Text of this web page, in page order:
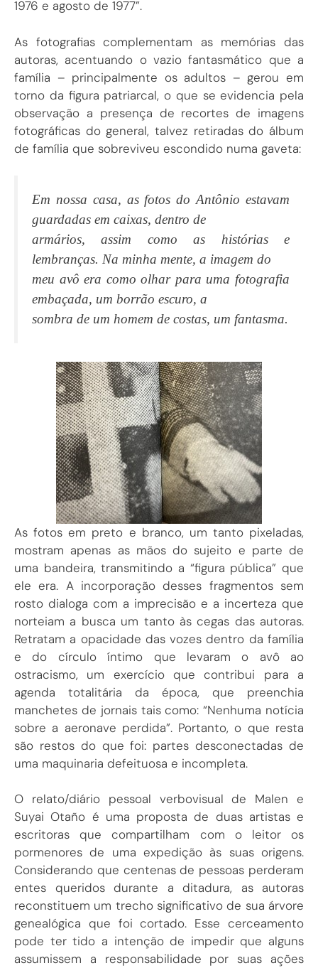
1976 e agosto de 1977”.
As fotografias complementam as memórias das
autoras, acentuando o vazio fantasmático que a
família – principalmente os adultos – gerou em
torno da figura patriarcal, o que se evidencia pela
observação a presença de recortes de imagens
fotográficas do general, talvez retiradas do álbum
de família que sobreviveu escondido numa gaveta:
Em nossa casa, as fotos do Antônio estavam
guardadas em caixas, dentro de
armários, assim como as histórias e
lembranças. Na minha mente, a imagem do
meu avô era como olhar para uma fotografia
embaçada, um borrão escuro, a
sombra de um homem de costas, um fantasma.
As fotos em preto e branco, um tanto pixeladas,
mostram apenas as mãos do sujeito e parte de
uma bandeira, transmitindo a “figura pública” que
ele era. A incorporação desses fragmentos sem
rosto dialoga com a imprecisão e a incerteza que
norteiam a busca um tanto às cegas das autoras.
Retratam a opacidade das vozes dentro da família
e do círculo íntimo que levaram o avô ao
ostracismo, um exercício que contribui para a
agenda totalitária da época, que preenchia
manchetes de jornais tais como: “Nenhuma notícia
sobre a aeronave perdida”. Portanto, o que resta
são restos do que foi: partes desconectadas de
uma maquinaria defeituosa e incompleta.
O relato/diário pessoal verbovisual de Malen e
Suyai Otaño é uma proposta de duas artistas e
escritoras que compartilham com o leitor os
pormenores de uma expedição às suas origens.
Considerando que centenas de pessoas perderam
entes queridos durante a ditadura, as autoras
reconstituem um trecho significativo de sua árvore
genealógica que foi cortado. Esse cerceamento
pode ter tido a intenção de impedir que alguns
assumissem a responsabilidade por suas ações